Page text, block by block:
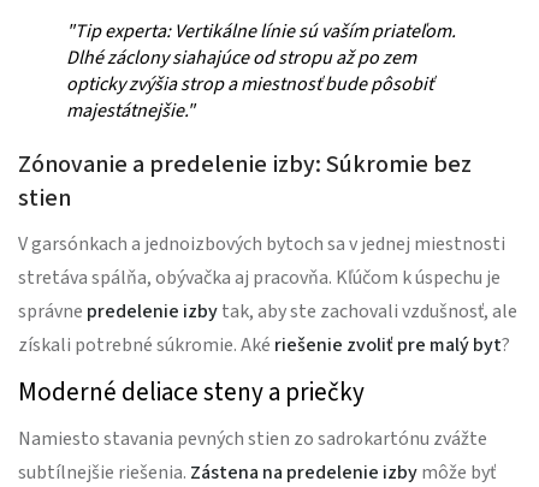
"Tip experta: Vertikálne línie sú vaším priateľom.
Dlhé záclony siahajúce od stropu až po zem
opticky zvýšia strop a miestnosť bude pôsobiť
majestátnejšie."
Zónovanie a predelenie izby: Súkromie bez
stien
V garsónkach a jednoizbových bytoch sa v jednej miestnosti
stretáva spálňa, obývačka aj pracovňa. Kľúčom k úspechu je
správne predelenie izbytak, aby ste zachovali vzdušnosť, ale
získali potrebné súkromie. Aké riešenie zvoliť pre malý byt?
Moderné deliace steny a priečky
Namiesto stavania pevných stien zo sadrokartónu zvážte
subtílnejšie riešenia. Zástena na predelenie izbymôže byť